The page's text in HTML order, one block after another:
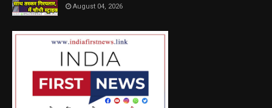
August 04, 2026